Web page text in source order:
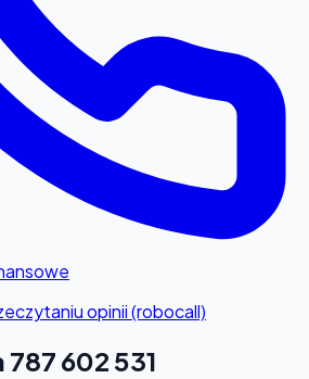
opinii (robocall)
602 531